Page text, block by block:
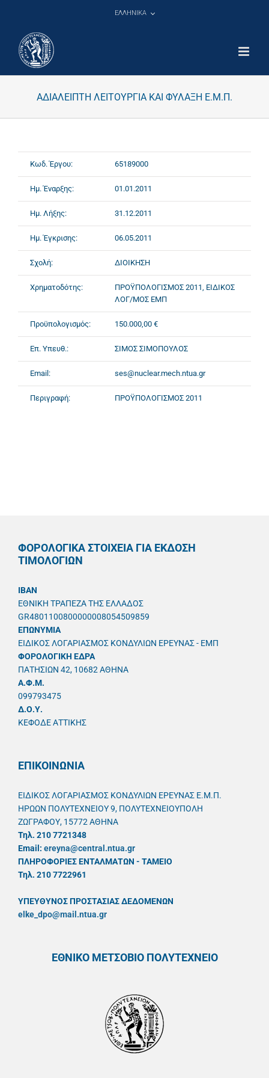
ΕΛΛΗΝΙΚΑ
ΑΔΙΑΛΕΙΠΤΗ ΛΕΙΤΟΥΡΓΙΑ ΚΑΙ ΦΥΛΑΞΗ Ε.Μ.Π.
Κωδ. Έργου: 65189000
Ημ. Έναρξης: 01.01.2011
Ημ. Λήξης: 31.12.2011
Ημ. Έγκρισης: 06.05.2011
Σχολή: ΔΙΟΙΚΗΣΗ
Χρηματοδότης:
ΠΡΟΫΠΟΛΟΓΙΣΜΟΣ 2011, ΕΙΔΙΚΟΣ
ΛΟΓ/ΜΟΣ ΕΜΠ
Προϋπολογισμός: 150.000,00 €
Επ. Υπευθ.: ΣΙΜΟΣ ΣΙΜΟΠΟΥΛΟΣ
Email: ses@nuclear.mech.ntua.gr
Περιγραφή: ΠΡΟΫΠΟΛΟΓΙΣΜΟΣ 2011
ΦΟΡΟΛΟΓΙΚΑ ΣΤΟΙΧΕΙΑ ΓΙΑ ΕΚΔΟΣΗ
ΤΙΜΟΛΟΓΙΩΝ
IBAN
ΕΘΝΙΚΗ ΤΡΑΠΕΖΑ ΤΗΣ ΕΛΛΑΔΟΣ
GR4801100800000008054509859
ΕΠΩΝΥΜΙΑ
ΕΙΔΙΚΟΣ ΛΟΓΑΡΙΑΣΜΟΣ ΚΟΝΔΥΛΙΩΝ ΕΡΕΥΝΑΣ - ΕΜΠ
ΦΟΡΟΛΟΓΙΚΗ ΕΔΡΑ
ΠΑΤΗΣΙΩΝ 42, 10682 ΑΘΗΝΑ
A.Φ.Μ.
099793475
Δ.Ο.Υ.
ΚΕΦΟΔΕ ΑΤΤΙΚΗΣ
ΕΠΙΚΟΙΝΩΝΙΑ
ΕΙΔΙΚΟΣ ΛΟΓΑΡΙΑΣΜΟΣ ΚΟΝΔΥΛΙΩΝ ΕΡΕΥΝΑΣ Ε.Μ.Π.
ΗΡΩΩΝ ΠΟΛΥΤΕΧΝΕΙΟΥ 9, ΠΟΛΥΤΕΧΝΕΙΟΥΠΟΛΗ
ΖΩΓΡΑΦΟΥ, 15772 ΑΘΗΝΑ
Τηλ. 210 7721348
Email: ereyna@central.ntua.gr
ΠΛΗΡΟΦΟΡΙΕΣ ΕΝΤΑΛΜΑΤΩΝ - ΤΑΜΕΙΟ
Τηλ. 210 7722961
ΥΠΕΥΘYΝΟΣ ΠΡΟΣΤΑΣΙΑΣ ΔΕΔΟΜΕΝΩΝ
elke_dpo@mail.ntua.gr
ΕΘΝΙΚΟ ΜΕΤΣΟΒΙΟ ΠΟΛΥΤΕΧΝΕΙΟ